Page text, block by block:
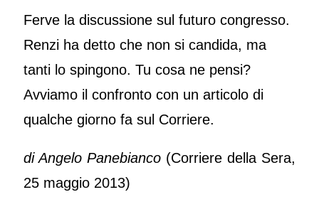
Ferve la discussione sul futuro congresso.
Renzi ha detto che non si candida, ma
tanti lo spingono. Tu cosa ne pensi?
Avviamo il confronto con un articolo di
qualche giorno fa sul Corriere.
di Angelo Panebianco (Corriere della Sera,
25 maggio 2013)